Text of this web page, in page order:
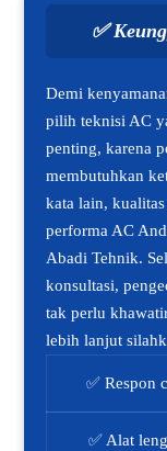
✅
Demi
pilih teknisi AC
penting, karena
membutuhkan
kata lain,
performa AC
Abadi Tehnik.
konsultasi,
tak perlu
lebih lanjut
✅ Respon
✅ Alat